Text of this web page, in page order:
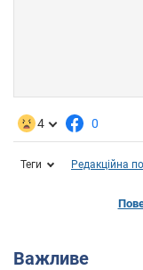
4 0
Теги Редакційна
Важливе